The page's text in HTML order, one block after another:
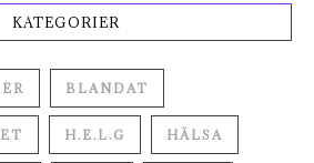
KATEGORIER
BLANDAT
H.E.L.G HÄLSA